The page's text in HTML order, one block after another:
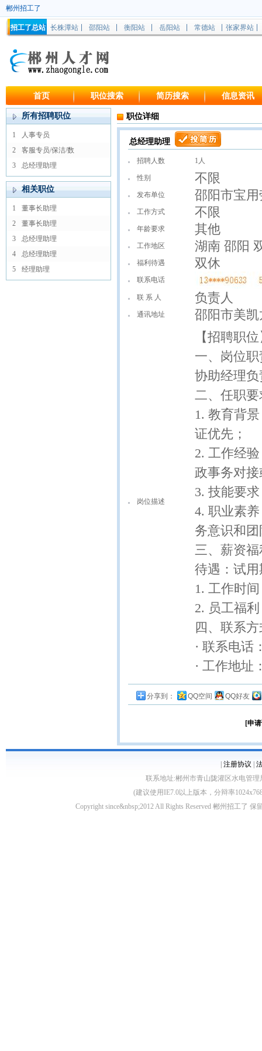
郴州招工了
招工了总站 长株潭站 邵阳站 衡阳站 岳阳站 常德站 张家界站
首页 职位搜索 简历搜索 信息资讯
所有招聘职位
1
人事专员
2
客服专员/保洁/数
3
总经理助理
相关职位
1
董事长助理
2
董事长助理
3
总经理助理
4
总经理助理
5
经理助理
职位详细
总经理助理
招聘人数 1人
性别 不限
发布单位 邵阳市宝
工作方式 不限
年龄要求 其他
工作地区 湖南 邵阳
福利待遇 双休
联系电话
联 系 人 负责人
通讯地址 邵阳市美
岗位描述
【招聘职
一、岗位职
协助经理
二、任职要
1. 教育背
证优先；
2. 工作经
政事务对
3. 技能要
4. 职业素
务意识和
三、薪资福
待遇：试用
1. 工作时
2. 员工福
四、联系方
· 联系电话
· 工作地址
分享到： QQ空间 QQ好友
[申
注册协议
联系地址:郴州市青山陇灌区水电管理
(建议使用IE7.0以上版本，分辩率
Copyright since&nbsp;2012 All Rights Reserved 郴州招工了